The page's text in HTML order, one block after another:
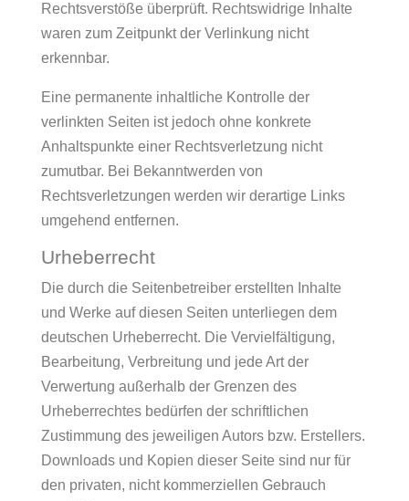
Rechtsverstöße überprüft. Rechtswidrige Inhalte
waren zum Zeitpunkt der Verlinkung nicht
erkennbar.
Eine permanente inhaltliche Kontrolle der
verlinkten Seiten ist jedoch ohne konkrete
Anhaltspunkte einer Rechtsverletzung nicht
zumutbar. Bei Bekanntwerden von
Rechtsverletzungen werden wir derartige Links
umgehend entfernen.
Urheberrecht
Die durch die Seitenbetreiber erstellten Inhalte
und Werke auf diesen Seiten unterliegen dem
deutschen Urheberrecht. Die Vervielfältigung,
Bearbeitung, Verbreitung und jede Art der
Verwertung außerhalb der Grenzen des
Urheberrechtes bedürfen der schriftlichen
Zustimmung des jeweiligen Autors bzw. Erstellers.
Downloads und Kopien dieser Seite sind nur für
den privaten, nicht kommerziellen Gebrauch